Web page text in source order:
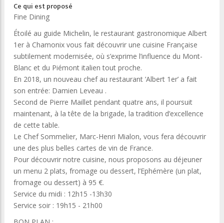
Ce qui est proposé
Fine Dining
Étoilé au guide Michelin, le restaurant gastronomique Albert
1er à Chamonix vous fait découvrir une cuisine Française
subtilement modernisée, où s’exprime l’influence du Mont-
Blanc et du Piémont italien tout proche.
En 2018, un nouveau chef au restaurant ’Albert 1er’ a fait
son entrée: Damien Leveau .
Second de Pierre Maillet pendant quatre ans, il poursuit
maintenant, à la tête de la brigade, la tradition d’excellence
de cette table.
Le Chef Sommelier, Marc-Henri Mialon, vous fera découvrir
une des plus belles cartes de vin de France.
Pour découvrir notre cuisine, nous proposons au déjeuner
un menu 2 plats, fromage ou dessert, l’Ephémère (un plat,
fromage ou dessert) à 95 €.
Service du midi : 12h15 -13h30
Service soir : 19h15 - 21h00